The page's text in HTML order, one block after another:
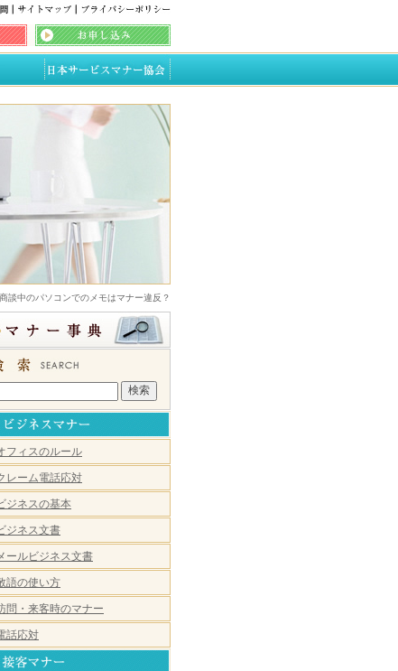
談中のパソコンでのメモはマナー違反？
フィスのルール
レーム電話応対
ジネスの基本
ジネス文書
ールビジネス文書
語の使い方
問・来客時のマナー
話応対